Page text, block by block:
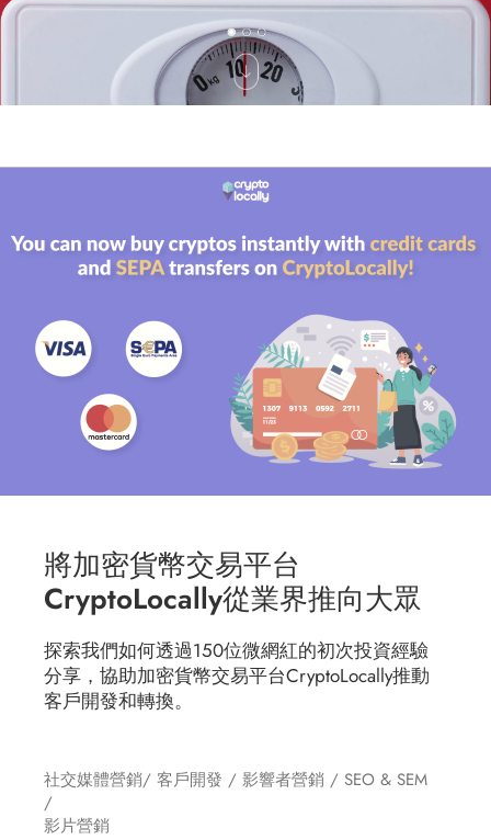
將加密貨幣交易平台
CryptoLocally從業界推向大眾
探索我們如何透過150位微網紅的初次投資經驗
分享，協助加密貨幣交易平台CryptoLocally推動
客戶開發和轉換。
社交媒體營銷/客戶開發 /影響者營銷 /SEO & SEM
/
影片營銷